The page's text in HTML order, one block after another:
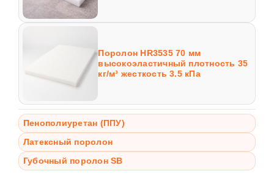
Поролон HR3535 70 мм
высокоэластичный плотность 35
кг/м³ жесткость 3.5 кПа
Пенополиуретан (ППУ)
Латексный поролон
Губочный поролон SB